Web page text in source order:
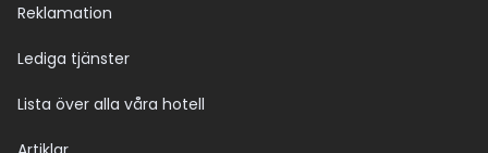
Reklamation
Lediga tjänster
Lista över alla våra hotell